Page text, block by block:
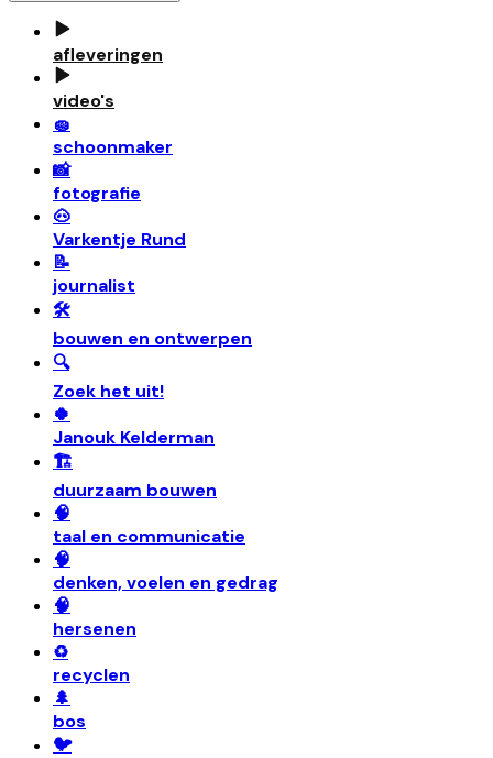
afleveringen
video's
🧽
schoonmaker
📸
fotografie
🐽
Varkentje Rund
📝
journalist
🛠️
bouwen en ontwerpen
🔍
Zoek het uit!
🍀
Janouk Kelderman
🏗️
duurzaam bouwen
🧠
taal en communicatie
🧠
denken, voelen en gedrag
🧠
hersenen
♻️
recyclen
🌲
bos
🐦